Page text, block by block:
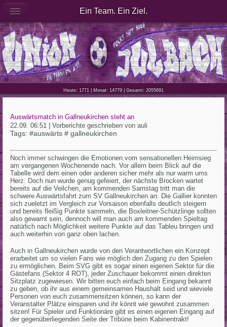
Heute: 1771 | Monat: 14779 | Gesamt: 2055691
Auswärtsmatch in Gallneukirchen steht an
22.09. 06:51 | Vorberichte geschrieben von auli
Tags: #auswärts # gallneukirchen
Noch immer schwingen die Emotionen vom sensationellen Heimsieg
am vergangenen Wochenende nach. Vor allem beim Blick auf die
Tabelle wird dem einen oder anderen sicher mehr als nur warm ums
Herz. Doch nun wurde genug gefeiert, der nächste Brocken wartet
bereits auf die Veilchen, am kommenden Samstag tritt man die
schwere Auswärtsfahrt zum SV Gallneukirchen an. Die Gallier konnten
sich zueletzt im Vergleich zur Vorsaison ebenfalls deutlich steigern
und bereits fleißig Punkte sammeln, die Boxleitner-Schützlinge sollten
also gewarnt sein, dennoch will man auch am kommenden Spieltag
natürlich nach Möglichkeit weitere Punkte auf das Tableu bringen und
auch weiterhin von ganz oben lachen.
Auch in Gallneukirchen wurde von den Verantwortlichen ein Konzept
erarbeitet um so vielen Fans wie möglich den Zugang zu den Spielen
zu ermöglichen. Beim SVG gibt es sogar einen eigenen Sektor für die
Gästefans (Sektor 4 ROT), jeder Zuschauer bekommt einen direkten
Sitzplatz zugewiesen. Wir bitten euch einfach beim Eingang bekannt
zu geben, ob ihr aus einem gemeinsamen Haushalt seid und wieviele
Personen von euch zusammensitzen können, so kann der
Veranstalter Plätze einsparen und ihr könnt wie gewohnt zusammen
sitzen! Für Spieler und Funktionäre gibt es einen eigenen Eingang auf
der gegenüberliegenden Seite der Tribüne beim Kabinentrakt!
Ein Team. Ein Ziel.